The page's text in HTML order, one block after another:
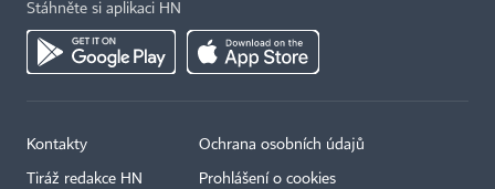
Stáhněte si aplikaci HN
Kontakty
Tiráž redakce HN
Ochrana osobních údajů
Prohlášení o cookies